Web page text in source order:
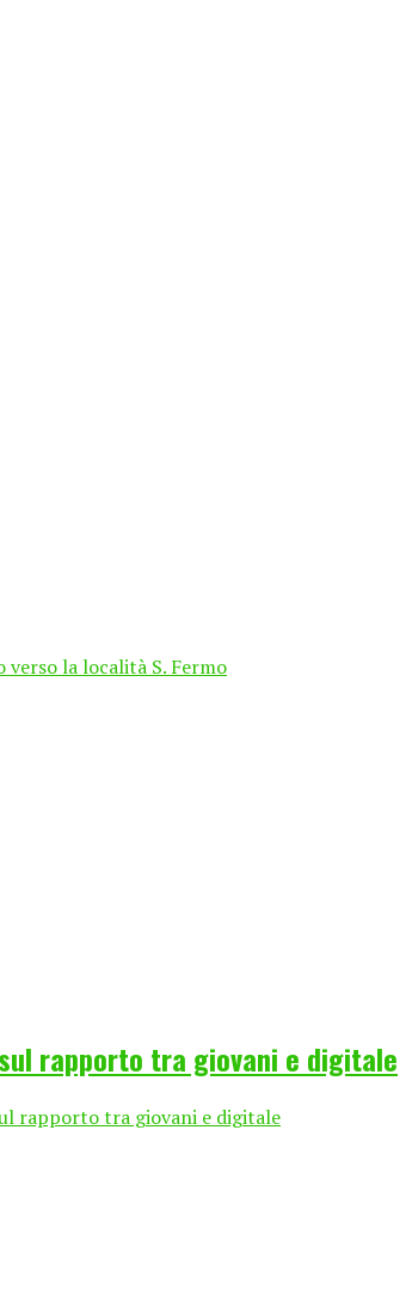
la località S. Fermo
rapporto tra giovani e digitale
rapporto tra giovani e digitale